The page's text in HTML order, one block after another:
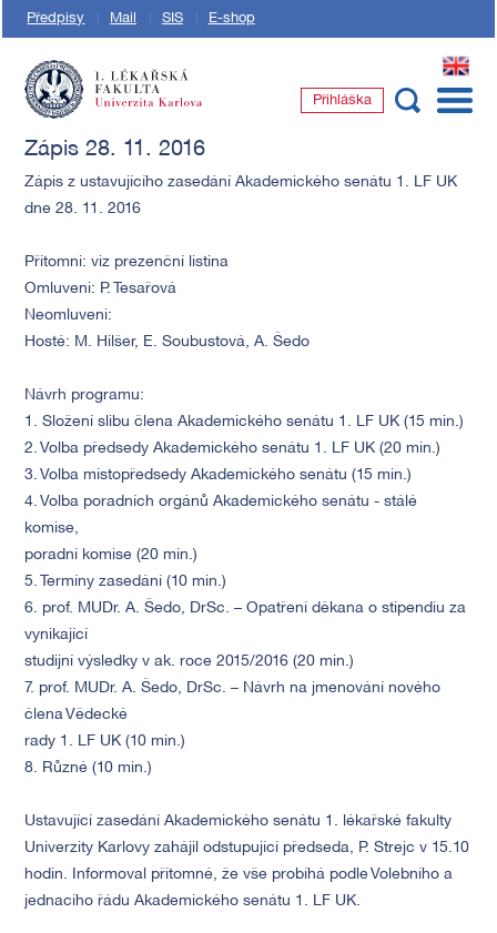
Předpisy Mail SIS E-shop
EN
Přihláška
Zápis 28. 11. 2016
Zápis z ustavujícího zasedání Akademického senátu 1. LF UK
dne 28. 11. 2016
Přítomni: viz prezenční listina
Omluveni: P. Tesařová
Neomluveni:
Hosté: M. Hilšer, E. Soubustová, A. Šedo
Návrh programu:
1. Složení slibu člena Akademického senátu 1. LF UK (15 min.)
2. Volba předsedy Akademického senátu 1. LF UK (20 min.)
3. Volba místopředsedy Akademického senátu (15 min.)
4. Volba poradních orgánů Akademického senátu - stálé
komise,
poradní komise (20 min.)
5. Termíny zasedání (10 min.)
6. prof. MUDr. A. Šedo, DrSc. – Opatření děkana o stipendiu za
vynikající
studijní výsledky v ak. roce 2015/2016 (20 min.)
7. prof. MUDr. A. Šedo, DrSc. – Návrh na jmenování nového
člena Vědecké
rady 1. LF UK (10 min.)
8. Různé (10 min.)
Ustavující zasedání Akademického senátu 1. lékařské fakulty
Univerzity Karlovy zahájil odstupující předseda, P. Strejc v 15.10
hodin. Informoval přítomné, že vše probíhá podle Volebního a
jednacího řádu Akademického senátu 1. LF UK.